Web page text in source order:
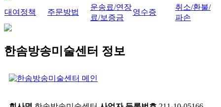
대여정책 주문방법
운송료/연장
료/보증금
영수증
취소/환불/
파손
한솜방송미술센터 정보